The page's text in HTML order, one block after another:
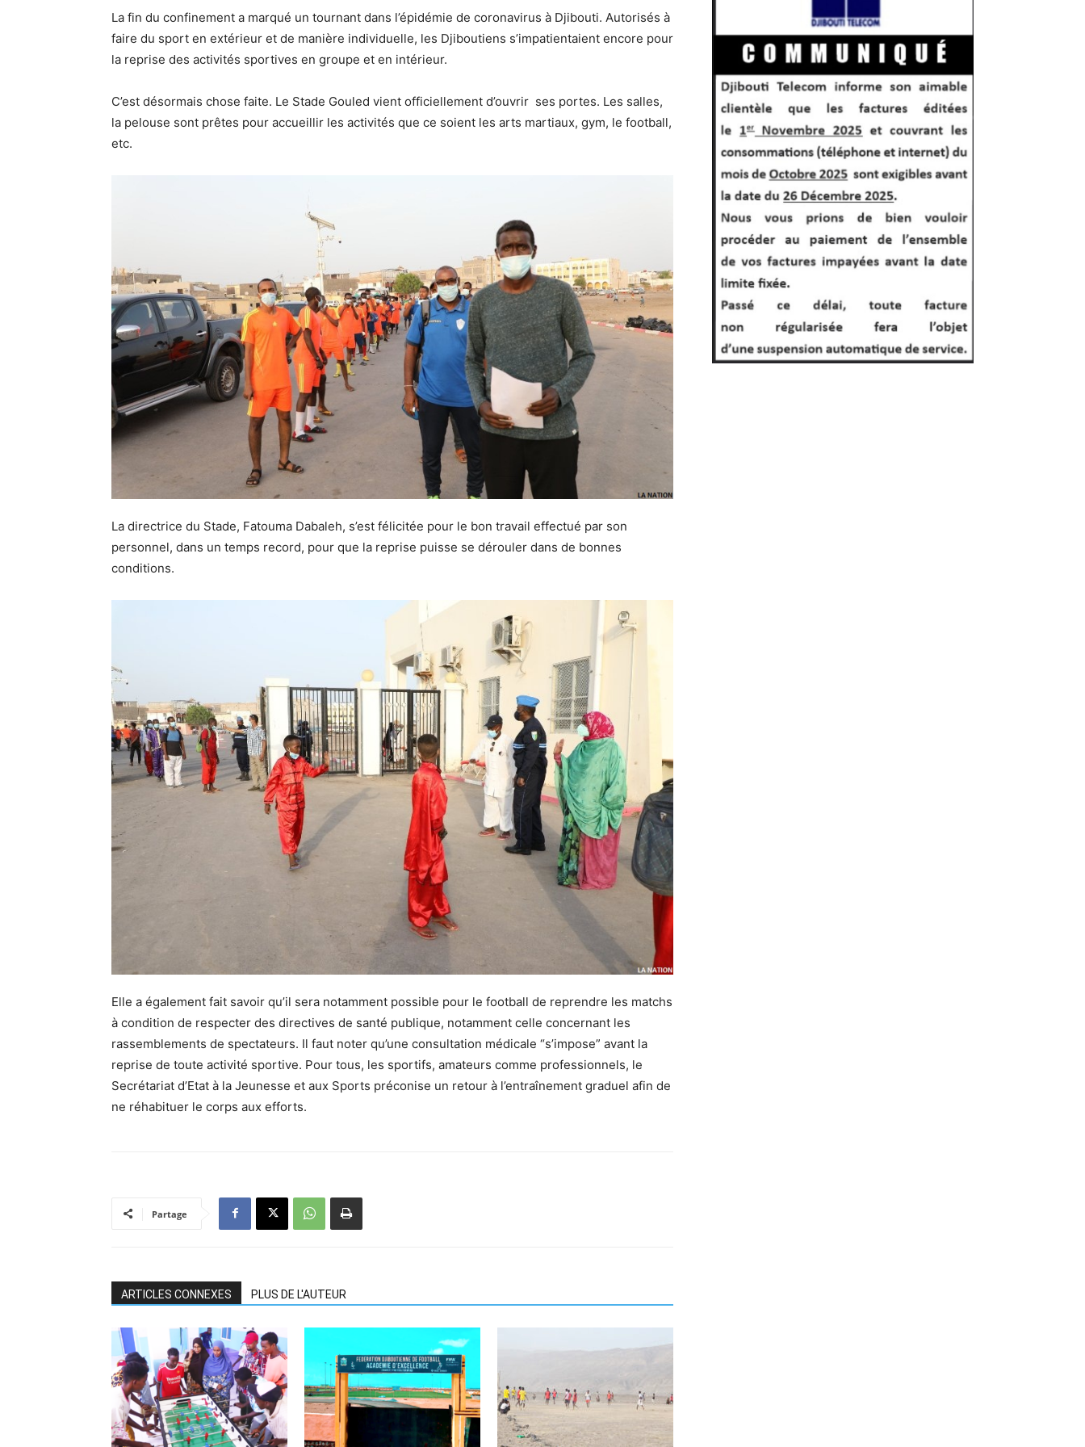
La fin du confinement a marqué un tournant dans l’épidémie de coronavirus à Djibouti. Autorisés à
faire du sport en extérieur et de manière individuelle, les Djiboutiens s’impatientaient encore pour
la reprise des activités sportives en groupe et en intérieur.
C’est désormais chose faite. Le Stade Gouled vient officiellement d’ouvrir ses portes. Les salles,
la pelouse sont prêtes pour accueillir les activités que ce soient les arts martiaux, gym, le football,
etc.
La directrice du Stade, Fatouma Dabaleh, s’est félicitée pour le bon travail effectué par son
personnel, dans un temps record, pour que la reprise puisse se dérouler dans de bonnes
conditions.
Elle a également fait savoir qu’il sera notamment possible pour le football de reprendre les matchs
à condition de respecter des directives de santé publique, notamment celle concernant les
rassemblements de spectateurs. Il faut noter qu’une consultation médicale “s’impose” avant la
reprise de toute activité sportive. Pour tous, les sportifs, amateurs comme professionnels, le
Secrétariat d’Etat à la Jeunesse et aux Sports préconise un retour à l’entraînement graduel afin de
ne réhabituer le corps aux efforts.
Partage
ARTICLES CONNEXES PLUS DE L'AUTEUR